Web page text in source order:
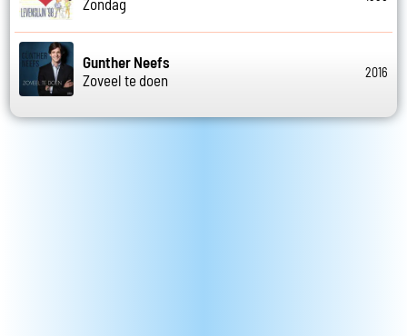
Gunther Neefs
Zoveel te doen
2016